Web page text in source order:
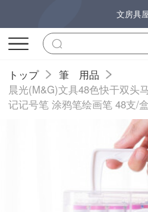
文房具
トップ
筆 用品
晨光(M&G)文具48色快干双头
记记号笔 涂鸦笔绘画笔 48支/